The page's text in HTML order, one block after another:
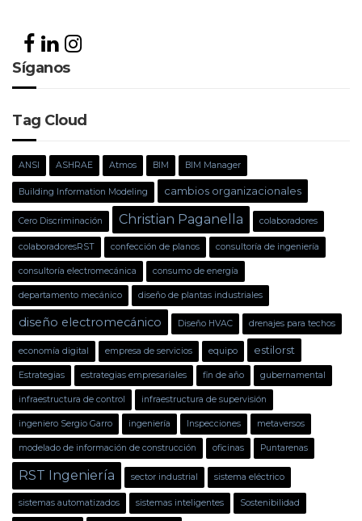
Síganos
Tag Cloud
ANSI ASHRAE Atmos BIM BIM Manager
Building Information Modeling cambios organizacionales
Cero Discriminación Christian Paganella colaboradores
colaboradoresRST confección de planos consultoría de ingeniería
consultoría electromecánica consumo de energía
departamento mecánico diseño de plantas industriales
diseño electromecánico Diseño HVAC drenajes para techos
economía digital empresa de servicios equipo estilorst
Estrategias estrategias empresariales fin de año gubernamental
infraestructura de control infraestructura de supervisión
ingeniero Sergio Garro ingeniería Inspecciones metaversos
modelado de información de construcción oficinas Puntarenas
RST Ingeniería sector industrial sistema eléctrico
sistemas automatizados sistemas inteligentes Sostenibilidad